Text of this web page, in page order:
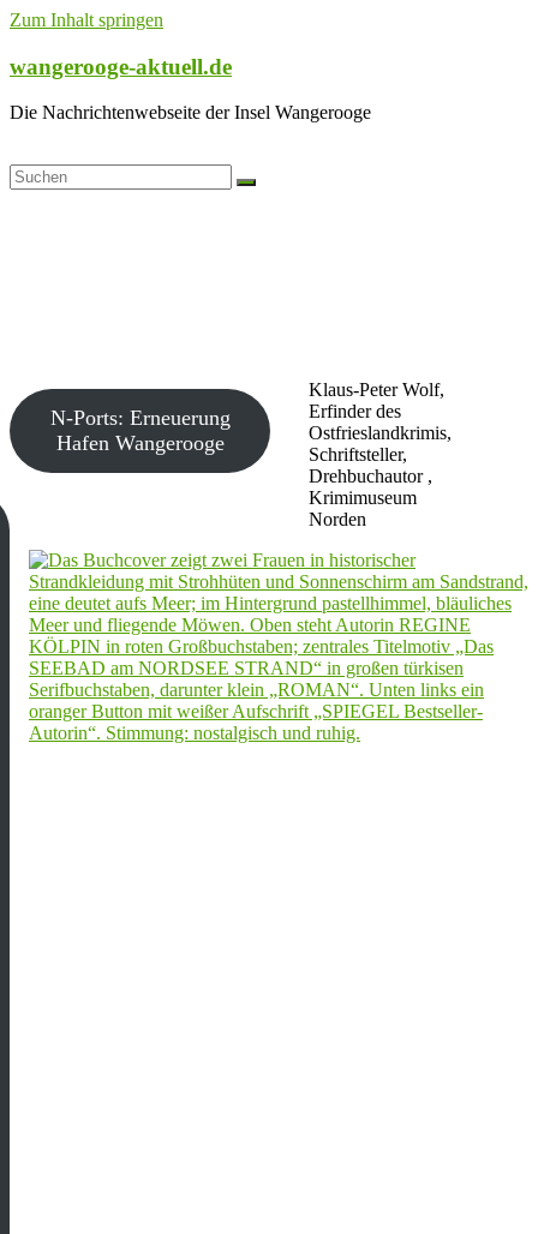
Zum Inhalt springen
wangerooge-aktuell.de
Die Nachrichtenwebseite der Insel Wangerooge
Klaus-Peter Wolf,
Erfinder des
Ostfrieslandkrimis,
Schriftsteller,
Drehbuchautor ,
Krimimuseum
Norden
N-Ports: Erneuerung
Hafen Wangerooge